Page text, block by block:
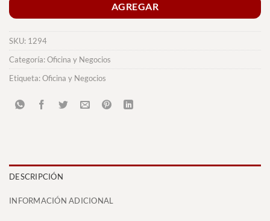
AGREGAR
SKU: 1294
Categoría:Oficina y Negocios
Etiqueta:Oficina y Negocios
DESCRIPCIÓN
INFORMACIÓN ADICIONAL